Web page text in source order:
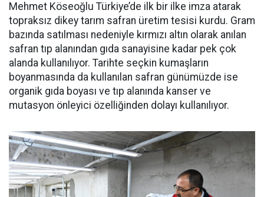
Mehmet Köseoğlu Türkiye’de ilk bir ilke imza atarak
topraksız dikey tarım safran üretim tesisi kurdu. Gram
bazında satılması nedeniyle kırmızı altın olarak anılan
safran tıp alanından gıda sanayisine kadar pek çok
alanda kullanılıyor. Tarihte seçkin kumaşların
boyanmasında da kullanılan safran günümüzde ise
organik gıda boyası ve tıp alanında kanser ve
mutasyon önleyici özelliğinden dolayı kullanılıyor.